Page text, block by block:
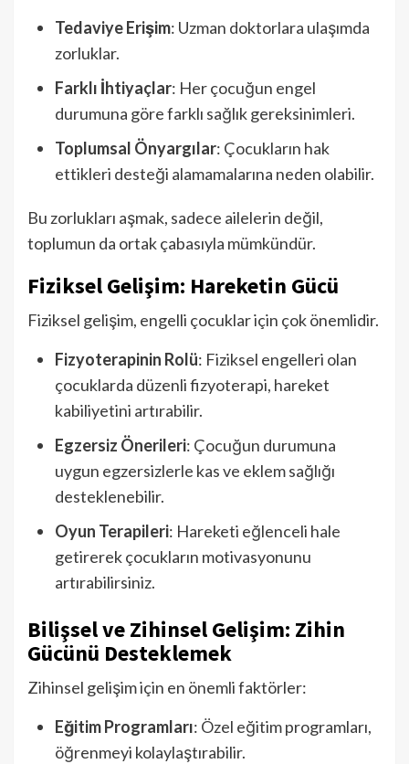
Tedaviye Erişim: Uzman doktorlara ulaşımda
zorluklar.
Farklı İhtiyaçlar: Her çocuğun engel
durumuna göre farklı sağlık gereksinimleri.
Toplumsal Önyargılar: Çocukların hak
ettikleri desteği alamamalarına neden olabilir.
Bu zorlukları aşmak, sadece ailelerin değil,
toplumun da ortak çabasıyla mümkündür.
Fiziksel Gelişim: Hareketin Gücü
Fiziksel gelişim, engelli çocuklar için çok önemlidir.
Fizyoterapinin Rolü: Fiziksel engelleri olan
çocuklarda düzenli fizyoterapi, hareket
kabiliyetini artırabilir.
Egzersiz Önerileri: Çocuğun durumuna
uygun egzersizlerle kas ve eklem sağlığı
desteklenebilir.
Oyun Terapileri: Hareketi eğlenceli hale
getirerek çocukların motivasyonunu
artırabilirsiniz.
Bilişsel ve Zihinsel Gelişim: Zihin
Gücünü Desteklemek
Zihinsel gelişim için en önemli faktörler:
Eğitim Programları: Özel eğitim programları,
öğrenmeyi kolaylaştırabilir.